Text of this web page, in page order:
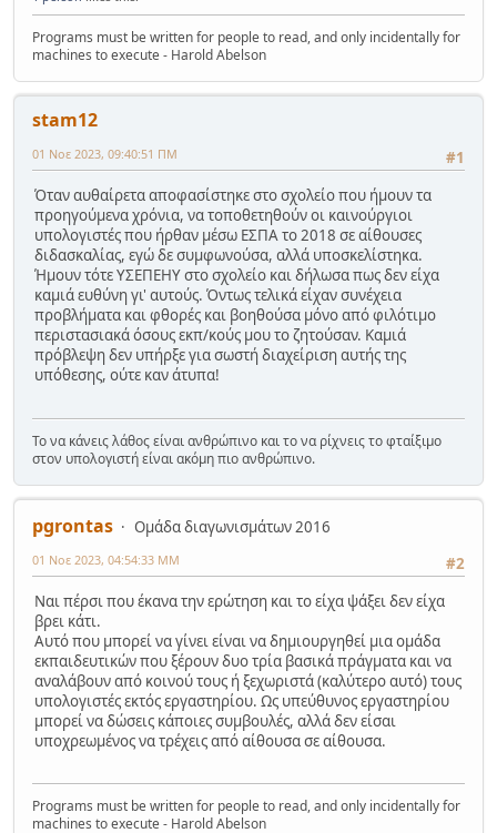
Programs must be written for people to read, and only incidentally for
machines to execute - Harold Abelson
stam12
#1
01 Νοε 2023, 09:40:51 ΠΜ
Όταν αυθαίρετα αποφασίστηκε στο σχολείο που ήμουν τα
προηγούμενα χρόνια, να τοποθετηθούν οι καινούργιοι
υπολογιστές που ήρθαν μέσω ΕΣΠΑ το 2018 σε αίθουσες
διδασκαλίας, εγώ δε συμφωνούσα, αλλά υποσκελίστηκα.
Ήμουν τότε ΥΣΕΠΕΗΥ στο σχολείο και δήλωσα πως δεν είχα
καμιά ευθύνη γι' αυτούς. Όντως τελικά είχαν συνέχεια
προβλήματα και φθορές και βοηθούσα μόνο από φιλότιμο
περιστασιακά όσους εκπ/κούς μου το ζητούσαν. Καμιά
πρόβλεψη δεν υπήρξε για σωστή διαχείριση αυτής της
υπόθεσης, ούτε καν άτυπα!
Το να κάνεις λάθος είναι ανθρώπινο και το να ρίχνεις το φταίξιμο
στον υπολογιστή είναι ακόμη πιο ανθρώπινο.
pgrontas
Ομάδα διαγωνισμάτων 2016
#2
01 Νοε 2023, 04:54:33 ΜΜ
Ναι πέρσι που έκανα την ερώτηση και το είχα ψάξει δεν είχα
βρει κάτι.
Αυτό που μπορεί να γίνει είναι να δημιουργηθεί μια ομάδα
εκπαιδευτικών που ξέρουν δυο τρία βασικά πράγματα και να
αναλάβουν από κοινού τους ή ξεχωριστά (καλύτερο αυτό) τους
υπολογιστές εκτός εργαστηρίου. Ως υπεύθυνος εργαστηρίου
μπορεί να δώσεις κάποιες συμβουλές, αλλά δεν είσαι
υποχρεωμένος να τρέχεις από αίθουσα σε αίθουσα.
Programs must be written for people to read, and only incidentally for
machines to execute - Harold Abelson